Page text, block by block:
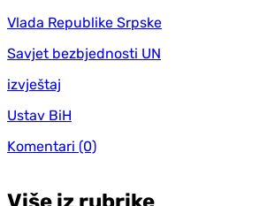
Vlada Republike Srpske
Savjet bezbjednosti UN
izvještaj
Ustav BiH
Komentari (0)